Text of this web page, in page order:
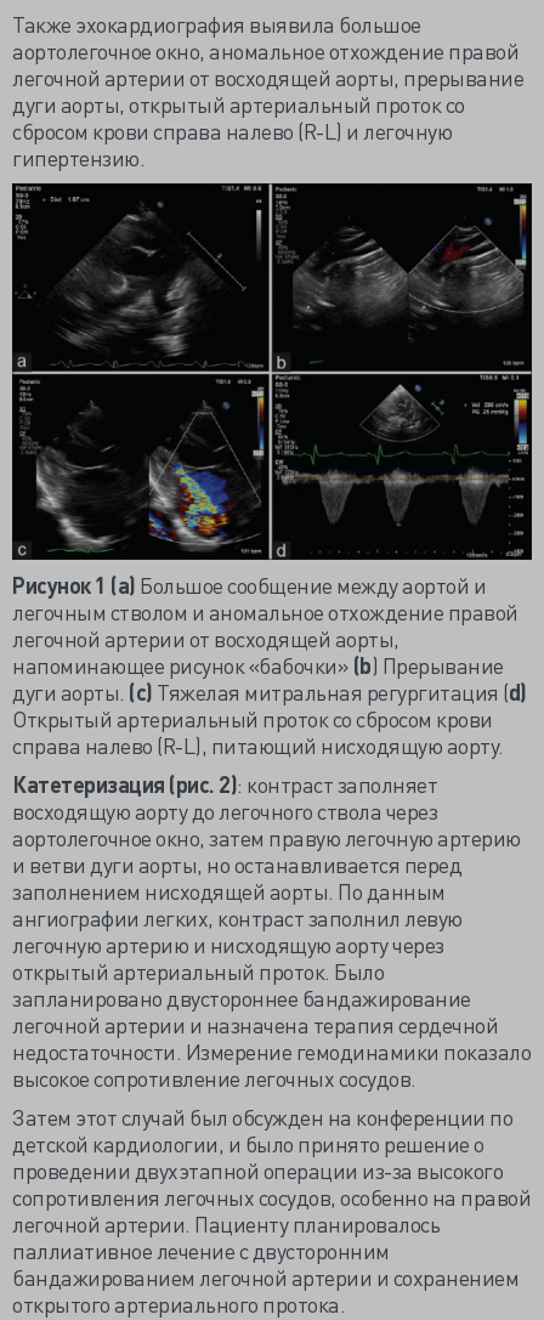
Также эхокардиография выявила большое
аортолегочное окно, аномальное отхождение правой
легочной артерии от восходящей аорты, прерывание
дуги аорты, открытый артериальный проток со
сбросом крови справа налево (R-L) и легочную
гипертензию.
Рисунок 1 (а) Большое сообщение между аортой и
легочным стволом и аномальное отхождение правой
легочной артерии от восходящей аорты,
напоминающее рисунок «бабочки» (b) Прерывание
дуги аорты. (c) Тяжелая митральная регургитация (d)
Открытый артериальный проток со сбросом крови
справа налево (R-L), питающий нисходящую аорту.
Катетеризация (рис. 2): контраст заполняет
восходящую аорту до легочного ствола через
аортолегочное окно, затем правую легочную артерию
и ветви дуги аорты, но останавливается перед
заполнением нисходящей аорты. По данным
ангиографии легких, контраст заполнил левую
легочную артерию и нисходящую аорту через
открытый артериальный проток. Было
запланировано двустороннее бандажирование
легочной артерии и назначена терапия сердечной
недостаточности. Измерение гемодинамики показало
высокое сопротивление легочных сосудов.
Затем этот случай был обсужден на конференции по
детской кардиологии, и было принято решение о
проведении двухэтапной операции из-за высокого
сопротивления легочных сосудов, особенно на правой
легочной артерии. Пациенту планировалось
паллиативное лечение с двусторонним
бандажированием легочной артерии и сохранением
открытого артериального протока.